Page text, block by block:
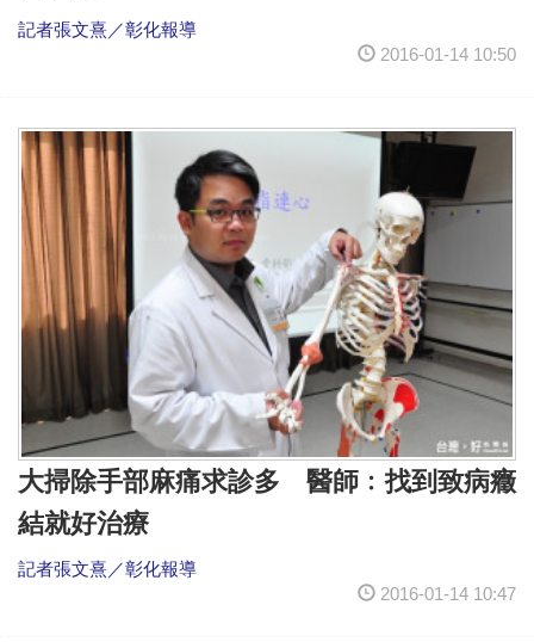
記者張文熹／彰化報導
2016-01-14 10:50
大掃除手部麻痛求診多 醫師﹕找到致病癥
結就好治療
記者張文熹／彰化報導
2016-01-14 10:47